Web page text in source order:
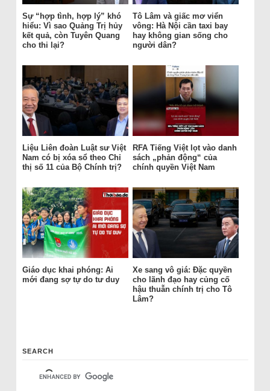
Sự “hợp tình, hợp lý” khó
hiểu: Vì sao Quảng Trị hủy
kết quả, còn Tuyên Quang
cho thi lại?
Tô Lâm và giấc mơ viển
vông: Hà Nội cần taxi bay
hay không gian sống cho
người dân?
Liệu Liên đoàn Luật sư Việt
Nam có bị xóa sổ theo Chỉ
thị số 11 của Bộ Chính trị?
RFA Tiếng Việt lọt vào danh
sách „phản động“ của
chính quyền Việt Nam
Giáo dục khai phóng: Ai
mới đang sợ tự do tư duy
Xe sang vô giá: Đặc quyền
cho lãnh đạo hay củng cố
hậu thuẫn chính trị cho Tô
Lâm?
SEARCH